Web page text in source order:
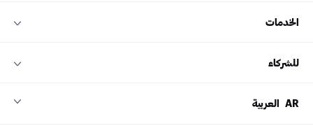
الخدمات
للشركاء
AR العربية